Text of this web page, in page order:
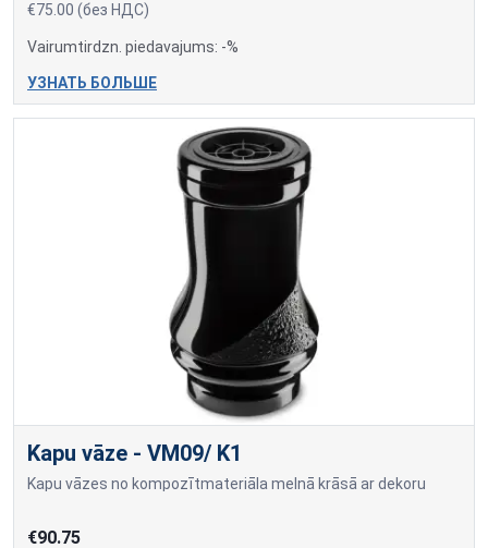
€75.00 (без НДС)
Vairumtirdzn. piedavajums: -%
УЗНАТЬ БОЛЬШЕ
Kapu vāze - VM09/ K1
Kapu vāzes no kompozītmateriāla melnā krāsā ar dekoru
€90.75